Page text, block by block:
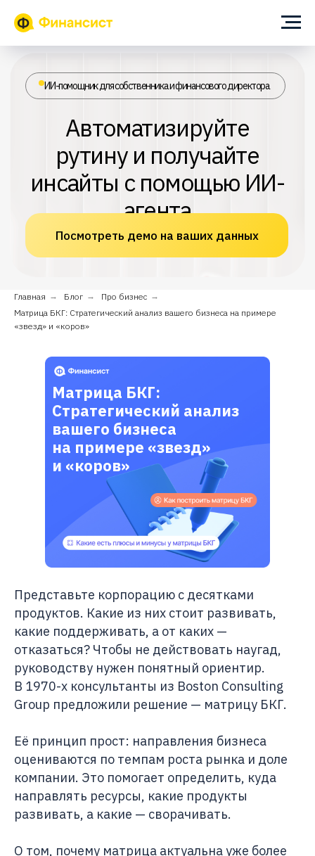
Автоматизируйте
инсайты с помощью ИИ-
агента
Посмотреть демо на ваших данных
Главная → Блог → Про бизнес →
Матрица БКГ: Стратегический анализ вашего бизнеса на примере
«звезд» и «коров»
Матрица БКГ:
Стратегический анализ
вашего бизнеса
на примере «звезд»
и «коров»
Представьте корпорацию с десятками
продуктов. Какие из них стоит развивать,
какие поддерживать, а от каких —
отказаться? Чтобы не действовать наугад,
руководству нужен понятный ориентир.
В 1970-х консультанты из Boston Consulting
Group предложили решение — матрицу БКГ.
Её принцип прост: направления бизнеса
оцениваются по темпам роста рынка и доле
компании. Это помогает определить, куда
направлять ресурсы, какие продукты
развивать, а какие — сворачивать.
О том, почему матрица актуальна уже более